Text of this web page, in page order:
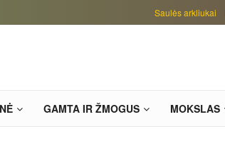
Saulės arkliukai
GAMTA IR ŽMOGUS MOKSLAS